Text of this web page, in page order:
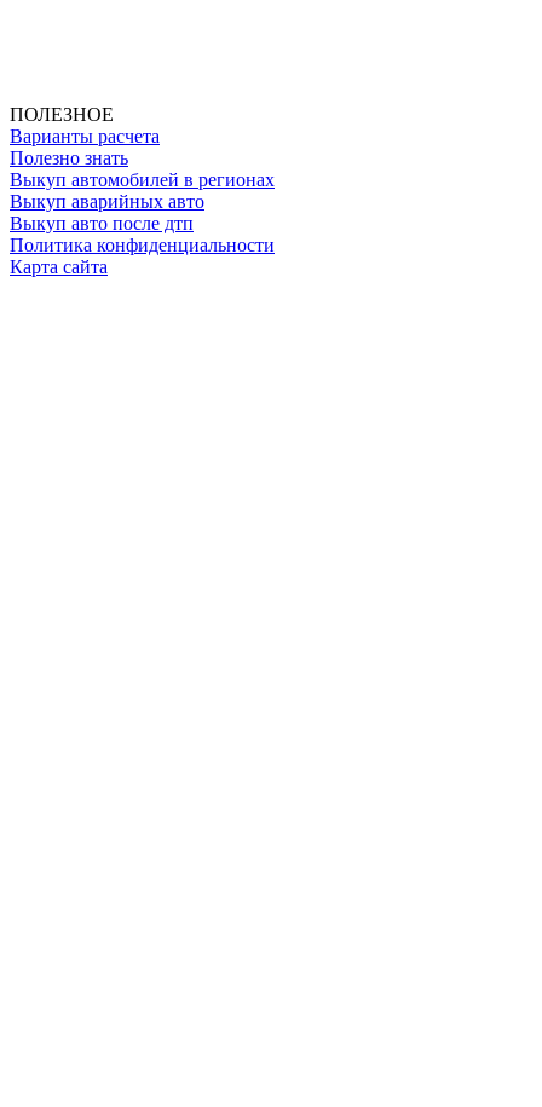
ПОЛЕЗНОЕ
Варианты расчета
Полезно знать
Выкуп автомобилей в регионах
Выкуп аварийных авто
Выкуп авто после дтп
Политика конфиденциальности
Карта сайта